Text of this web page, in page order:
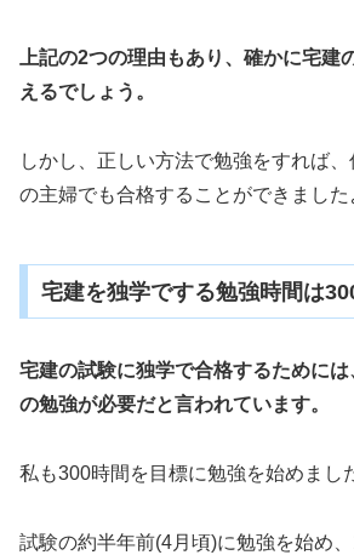
上記の2つの理由もあり、確かに宅建
えるでしょう。
しかし、正しい方法で勉強をすれば
の主婦でも合格することができました
宅建を独学でする勉強時間は
宅建の試験に独学で合格するために
の勉強が必要だと言われています。
私も300時間を目標に勉強を始めまし
試験の約半年前(4月頃)に勉強を始め